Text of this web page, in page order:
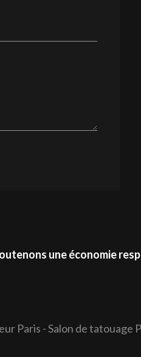
une économie
Paris -Salon de tatouage